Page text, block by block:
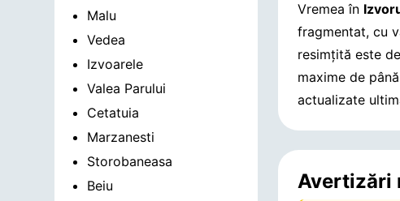
Malu
Vedea
Izvoarele
Valea Parului
Cetatuia
Marzanesti
Storobaneasa
Beiu
Vremea în
fragmentat, cu
resimțită este
maxime de
actualizate
Avertizări